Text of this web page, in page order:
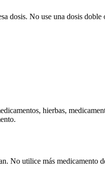
dosis. No use una dosis doble
hierbas,
No utilice más medicamento